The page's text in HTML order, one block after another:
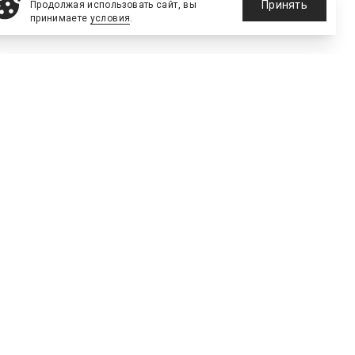
Продолжая использовать сайт, вы
принимаете условия.
Принять